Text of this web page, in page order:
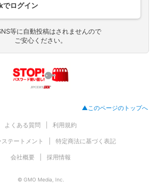
ログイン
等に自動投稿はされませんので
ご安心ください。
▲このページのトップへ
よくある質問 利用規約
テートメント 特定商法に基づく表記
会社概要 採用情報
© GMO Media, Inc.